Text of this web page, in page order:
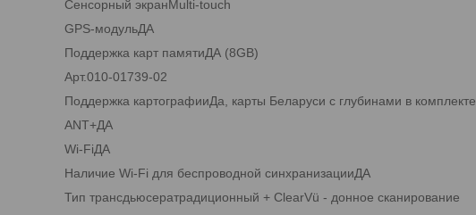
Сенсорный экранMulti-touch
GPS-модульДА
Поддержка карт памятиДА (8GB)
Арт.010-01739-02
Поддержка картографииДа, карты Беларуси с глубинами в комплекте
ANT+ДА
Wi-FiДА
Наличие Wi-Fi для беспроводной синхранизацииДА
Тип трансдьюсератрадиционный + ClearVü - донное сканирование